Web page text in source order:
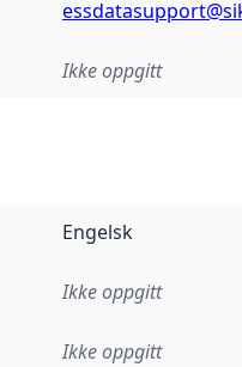
Ikke oppgitt
Engelsk
Ikke oppgitt
Ikke oppgitt